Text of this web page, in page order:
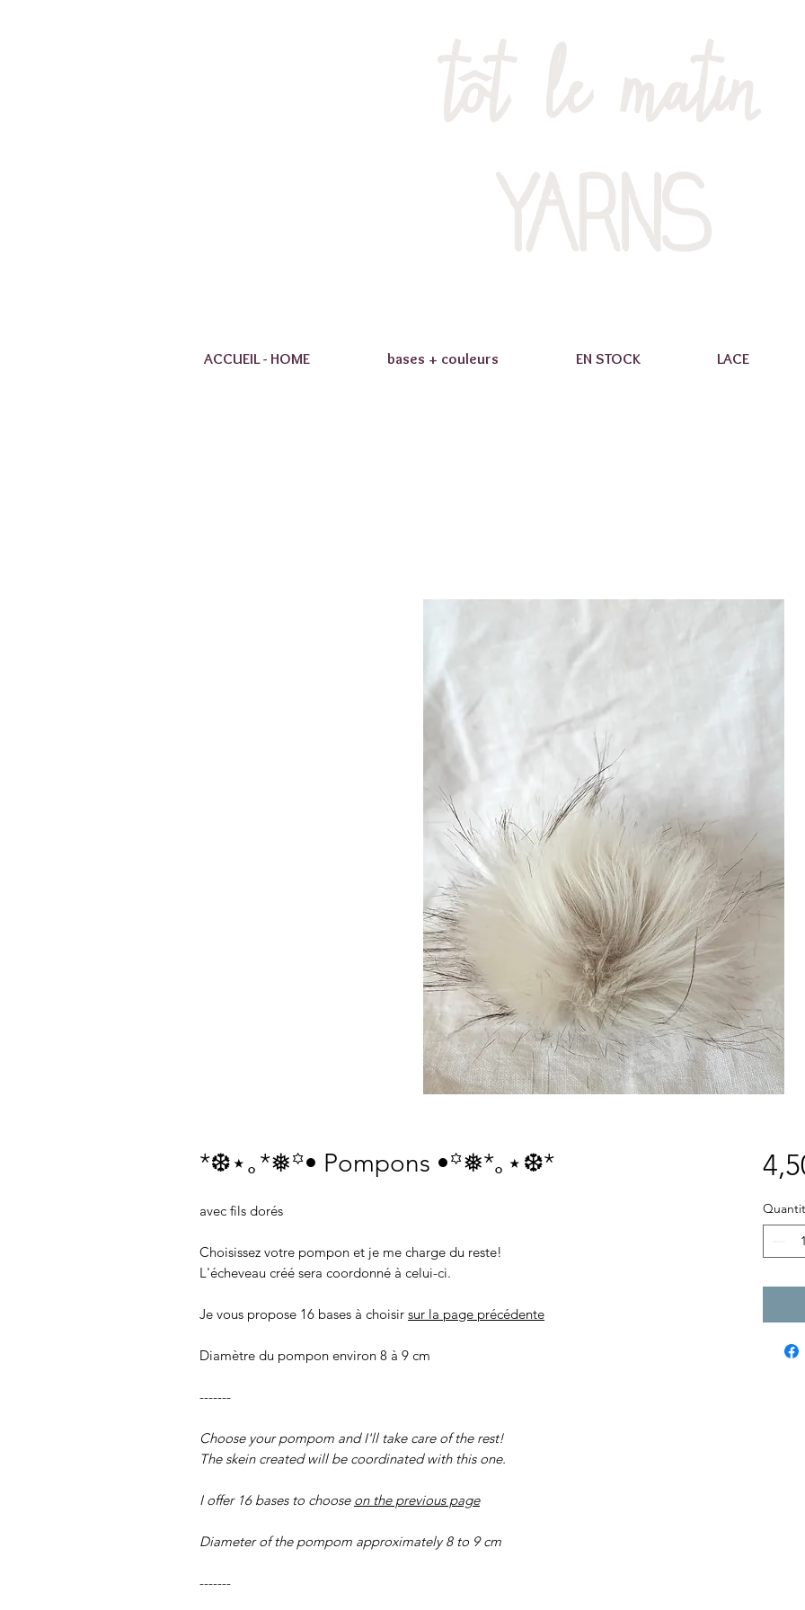
tôt le matin
YARNS
ACCUEIL - HOME bases + couleurs EN STOCK LACE
*❆⋆｡*❅꙳• Pompons •꙳❅*｡⋆❆*
avec fils dorés
Choisissez votre pompon et je me charge du reste!
L'écheveau créé sera coordonné à celui-ci.
Je vous propose 16 bases à choisir sur la page précédente
Diamètre du pompon environ 8 à 9 cm
-------
Choose your pompom and I'll take care of the rest!
The skein created will be coordinated with this one.
I offer 16 bases to choose on the previous page
Diameter of the pompom approximately 8 to 9 cm
-------